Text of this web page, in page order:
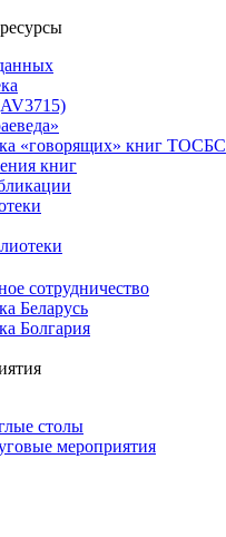
«говорящих» книг ТОСБС
книг
сотрудничество
Беларусь
Болгария
столы
мероприятия